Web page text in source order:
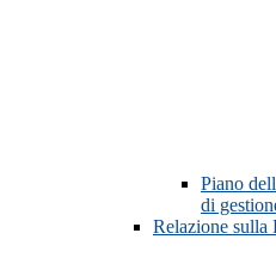
Piano
di
Relazione sulla